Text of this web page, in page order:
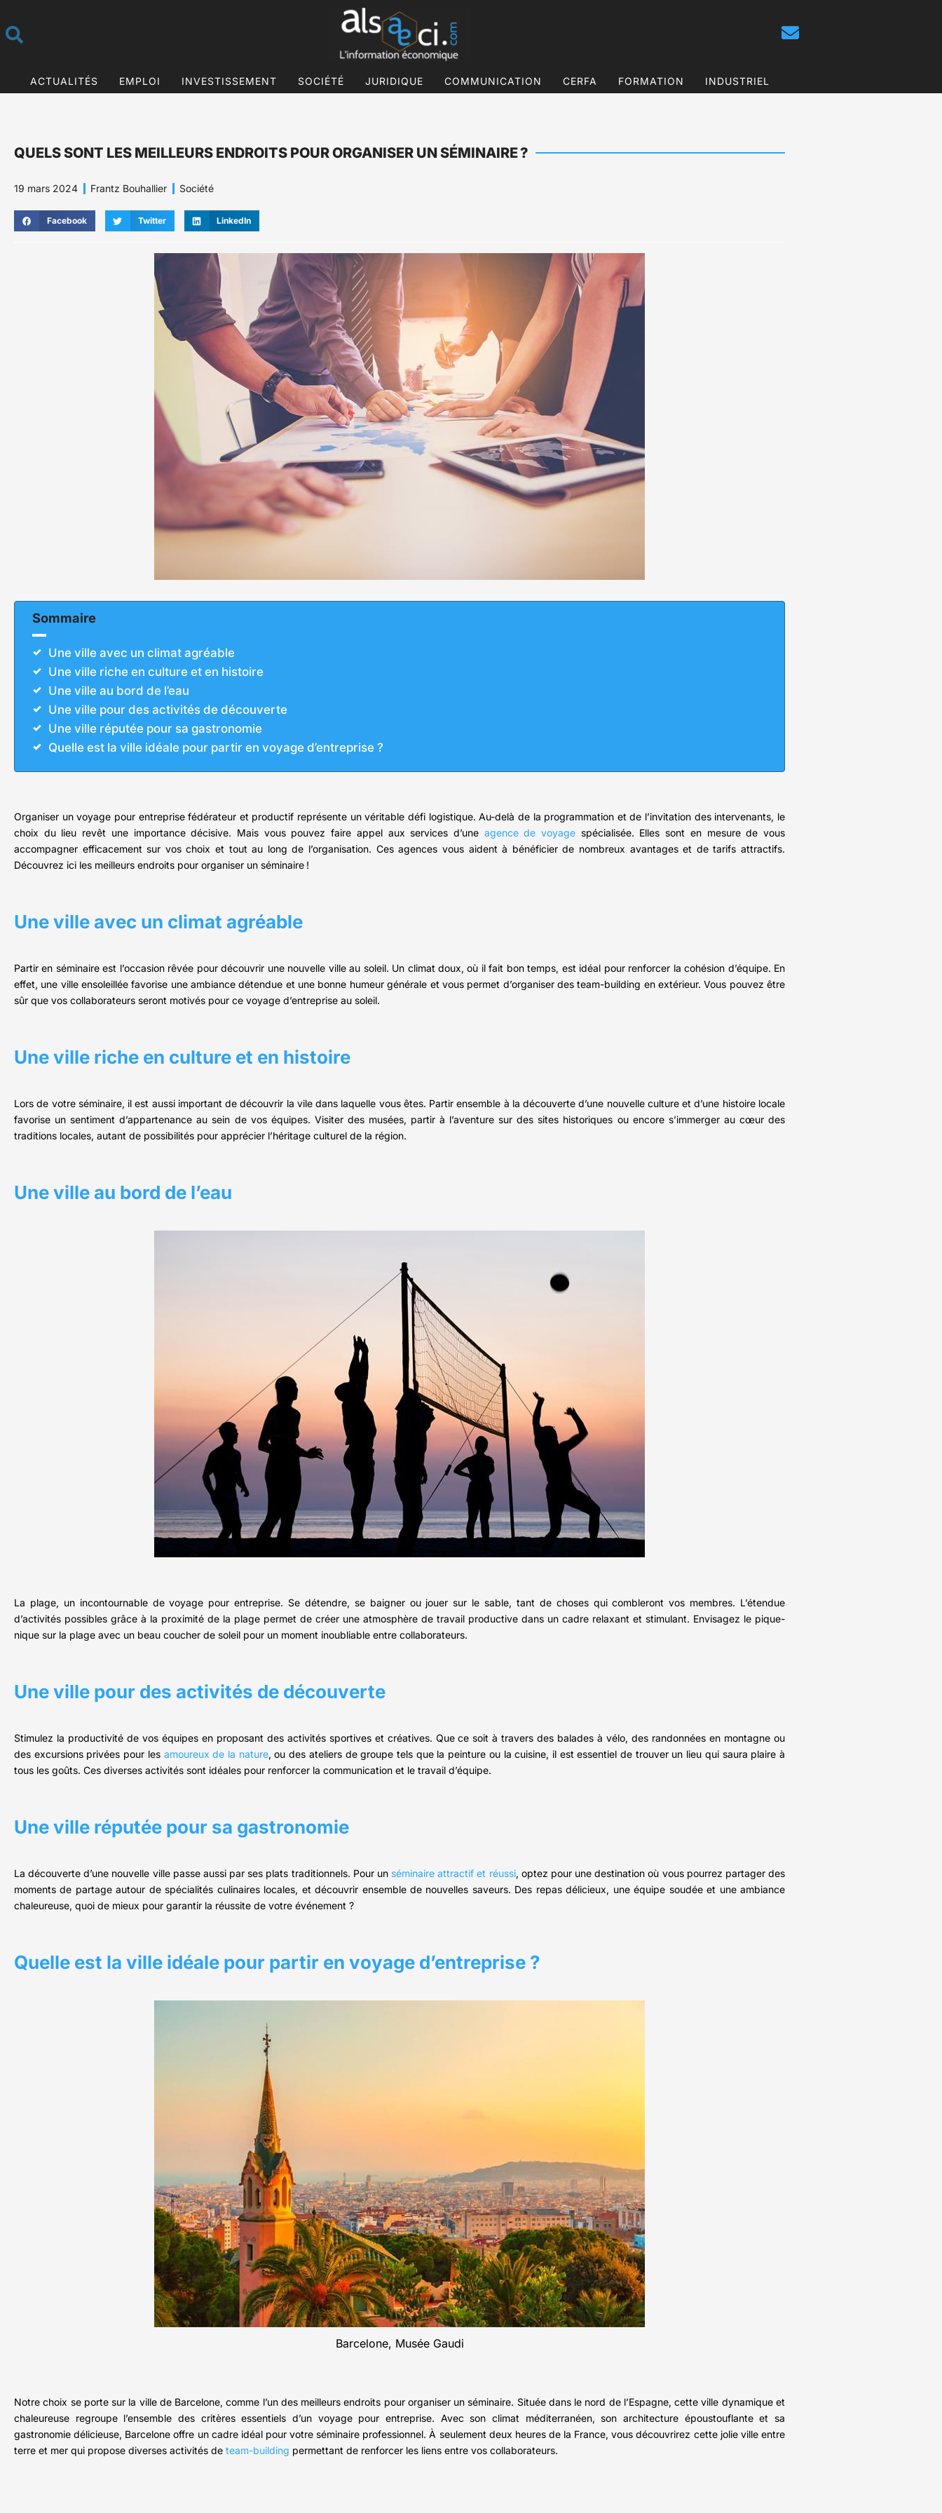
ACTUALITÉS EMPLOI INVESTISSEMENT SOCIÉTÉ JURIDIQUE COMMUNICATION CERFA FORMATION INDUSTRIEL
QUELS SONT LES MEILLEURS ENDROITS POUR ORGANISER UN SÉMINAIRE ?
19 mars 2024 Frantz Bouhallier Société
Facebook Twitter LinkedIn
Sommaire
Une ville avec un climat agréable
Une ville riche en culture et en histoire
Une ville au bord de l’eau
Une ville pour des activités de découverte
Une ville réputée pour sa gastronomie
Quelle est la ville idéale pour partir en voyage d’entreprise ?
Organiser un voyage pour entreprise fédérateur et productif représente un véritable défi logistique. Au-delà de la programmation et de l’invitation des intervenants, le
choix du lieu revêt une importance décisive. Mais vous pouvez faire appel aux services d’une agence de voyage spécialisée. Elles sont en mesure de vous
accompagner efficacement sur vos choix et tout au long de l’organisation. Ces agences vous aident à bénéficier de nombreux avantages et de tarifs attractifs.
Découvrez ici les meilleurs endroits pour organiser un séminaire !
Une ville avec un climat agréable
Partir en séminaire est l’occasion rêvée pour découvrir une nouvelle ville au soleil. Un climat doux, où il fait bon temps, est idéal pour renforcer la cohésion d’équipe. En
effet, une ville ensoleillée favorise une ambiance détendue et une bonne humeur générale et vous permet d’organiser des team-building en extérieur. Vous pouvez être
sûr que vos collaborateurs seront motivés pour ce voyage d’entreprise au soleil.
Une ville riche en culture et en histoire
Lors de votre séminaire, il est aussi important de découvrir la vile dans laquelle vous êtes. Partir ensemble à la découverte d’une nouvelle culture et d’une histoire locale
favorise un sentiment d’appartenance au sein de vos équipes. Visiter des musées, partir à l’aventure sur des sites historiques ou encore s’immerger au cœur des
traditions locales, autant de possibilités pour apprécier l’héritage culturel de la région.
Une ville au bord de l’eau
La plage, un incontournable de voyage pour entreprise. Se détendre, se baigner ou jouer sur le sable, tant de choses qui combleront vos membres. L’étendue
d’activités possibles grâce à la proximité de la plage permet de créer une atmosphère de travail productive dans un cadre relaxant et stimulant. Envisagez le pique-
nique sur la plage avec un beau coucher de soleil pour un moment inoubliable entre collaborateurs.
Une ville pour des activités de découverte
Stimulez la productivité de vos équipes en proposant des activités sportives et créatives. Que ce soit à travers des balades à vélo, des randonnées en montagne ou
des excursions privées pour les amoureux de la nature, ou des ateliers de groupe tels que la peinture ou la cuisine, il est essentiel de trouver un lieu qui saura plaire à
tous les goûts. Ces diverses activités sont idéales pour renforcer la communication et le travail d’équipe.
Une ville réputée pour sa gastronomie
La découverte d’une nouvelle ville passe aussi par ses plats traditionnels. Pour un séminaire attractif et réussi, optez pour une destination où vous pourrez partager des
moments de partage autour de spécialités culinaires locales, et découvrir ensemble de nouvelles saveurs. Des repas délicieux, une équipe soudée et une ambiance
chaleureuse, quoi de mieux pour garantir la réussite de votre événement ?
Quelle est la ville idéale pour partir en voyage d’entreprise ?
Barcelone, Musée Gaudi
Notre choix se porte sur la ville de Barcelone, comme l’un des meilleurs endroits pour organiser un séminaire. Située dans le nord de l’Espagne, cette ville dynamique et
chaleureuse regroupe l’ensemble des critères essentiels d’un voyage pour entreprise. Avec son climat méditerranéen, son architecture époustouflante et sa
gastronomie délicieuse, Barcelone offre un cadre idéal pour votre séminaire professionnel. À seulement deux heures de la France, vous découvrirez cette jolie ville entre
terre et mer qui propose diverses activités de team-building permettant de renforcer les liens entre vos collaborateurs.